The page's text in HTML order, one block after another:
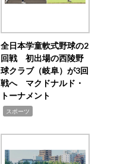
全日本学童軟式野球の2
回戦 初出場の西陵野
球クラブ（岐阜）が3回
戦へ マクドナルド・
トーナメント
スポーツ